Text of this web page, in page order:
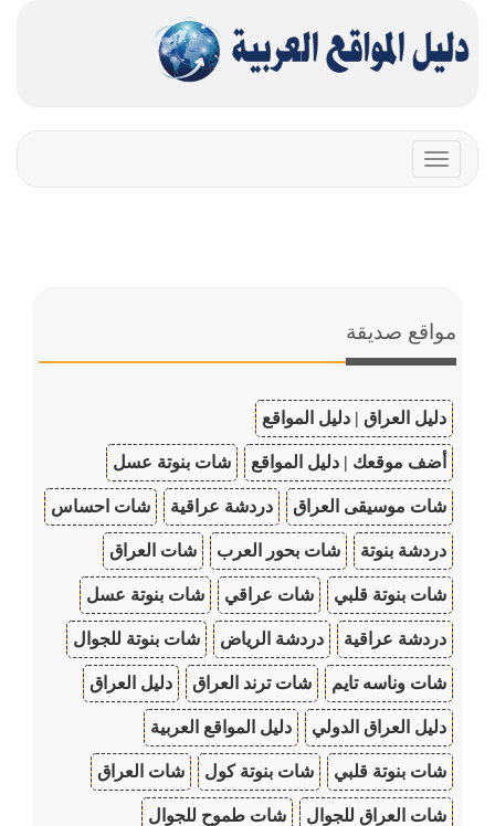
Toggle
navigation
مواقع صديقة
دليل العراق | دليل المواقع
أضف موقعك | دليل المواقع شات بنوتة عسل
شات موسيقى العراق دردشة عراقية شات احساس
دردشة بنوتة شات بحور العرب شات العراق
شات بنوتة قلبي شات عراقي شات بنوتة عسل
دردشة عراقية دردشة الرياض شات بنوتة للجوال
شات وناسه تايم شات ترند العراق دليل العراق
دليل العراق الدولي دليل المواقع العربية
شات بنوتة قلبي شات بنوتة كول شات العراق
شات العراق للجوال شات طموح للجوال